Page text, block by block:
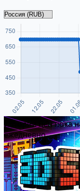
Истории цен пока
ежедневно.